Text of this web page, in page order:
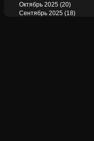
Октябрь 2025 (20)
Сентябрь 2025 (18)